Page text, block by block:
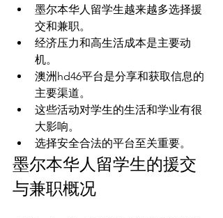
墨尔本华人留学生越来越多选择援
交和兼职。
经济压力和高生活成本是主要动
机。
澳洲hd46平台是分享和获取信息的
主要渠道。
这些活动对学生的生活和学业有很
大影响。
选择安全合法的平台至关重要。
墨尔本华人留学生的援交
与兼职概况